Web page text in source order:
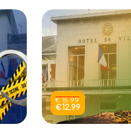
€ 15,99
€ 12,99